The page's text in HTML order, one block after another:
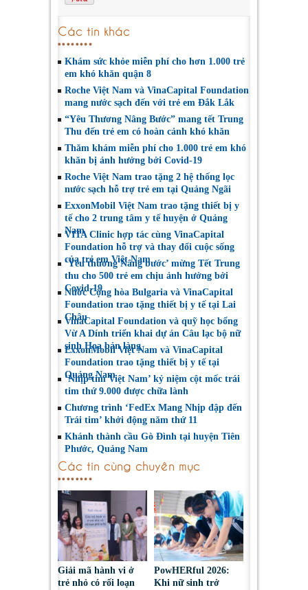
Các tin khác
Khám sức khỏe miễn phí cho hơn 1.000 trẻ
em khó khăn quận 8
Roche Việt Nam và VinaCapital Foundation
mang nước sạch đến với trẻ em Đắk Lắk
“Yêu Thương Nâng Bước” mang tết Trung
Thu đến trẻ em có hoàn cảnh khó khăn
Thăm khám miễn phí cho 1.000 trẻ em khó
khăn bị ảnh hưởng bởi Covid-19
Roche Việt Nam trao tặng 2 hệ thống lọc
nước sạch hỗ trợ trẻ em tại Quảng Ngãi
ExxonMobil Việt Nam trao tặng thiết bị y
tế cho 2 trung tâm y tế huyện ở Quảng
Nam
VITA Clinic hợp tác cùng VinaCapital
Foundation hỗ trợ và thay đổi cuộc sống
của trẻ em Việt Nam
‘Yêu thương Nâng bước’ mừng Tết Trung
thu cho 500 trẻ em chịu ảnh hưởng bởi
Covid-19
Nước Cộng hòa Bulgaria và VinaCapital
Foundation trao tặng thiết bị y tế tại Lai
Châu
VinaCapital Foundation và quỹ học bổng
Vừ A Dính triển khai dự án Câu lạc bộ nữ
sinh Hoa bản làng
ExxonMobil Việt Nam và VinaCapital
Foundation trao tặng thiết bị y tế tại
Quảng Nam
‘Nhịp tim Việt Nam’ kỷ niệm cột mốc trái
tim thứ 9.000 được chữa lành
Chương trình ‘FedEx Mang Nhịp đập đến
Trái tim’ khởi động năm thứ 11
Khánh thành cầu Gò Đình tại huyện Tiên
Phước, Quảng Nam
Các tin cùng chuyên mục
Giải mã hành vi ở
trẻ nhỏ có rối loạn
PowHERful 2026:
Khi nữ sinh trở